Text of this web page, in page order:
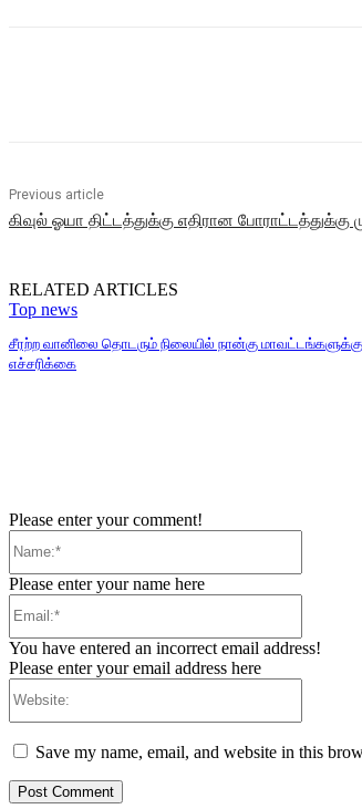
Previous article
கிவுல் ஓயா திட்டத்துக்கு எதிரான போராட்டத்துக்கு
RELATED ARTICLES
Top news
சீரற்ற வானிலை தொடரும் நிலையில் நான்கு
எச்சரிக்கை
Please enter your comment!
Please enter your name here
You have entered an incorrect email address!
Please enter your email address here
Save my name, email, and website in this